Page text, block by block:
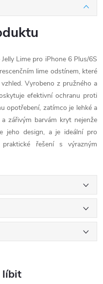
Lime pro iPhone 6 Plus/6S
lime odstínem, které
Vyrobeno z pružného a
efektivní ochranu proti
opotřebení, zatímco je lehké a
zářivým barvám kryt nejenže
jeho design, a je ideální pro
řešení s výrazným